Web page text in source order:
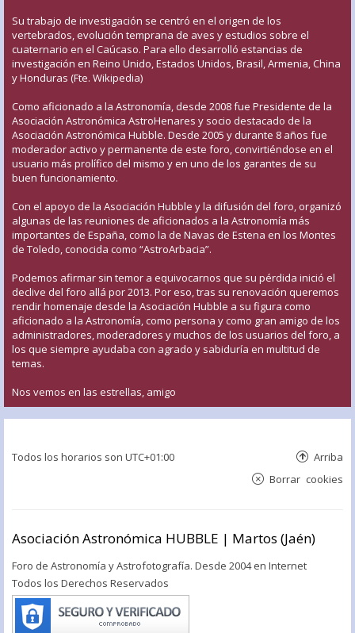
Su trabajo de investigación se centró en el origen de los
vertebrados, evolución temprana de aves y estudios sobre el
cuaternario en el Caúcaso. Para ello desarrolló estancias de
investigación en Reino Unido, Estados Unidos, Brasil, Armenia, China
y Honduras (Fte. Wikipedia)
Como aficionado a la Astronomía, desde 2008 fue Presidente de la
Asociación Astronómica AstroHenares y socio destacado de la
Asociación Astronómica Hubble. Desde 2005 y durante 8 años fue
moderador activo y permanente de este foro, convirtiéndose en el
usuario más prolífico del mismo y en uno de los garantes de su
buen funcionamiento.
Con el apoyo de la Asociación Hubble y la difusión del foro, organizó
algunas de las reuniones de aficionados a la Astronomía más
importantes de España, como la de Navas de Estena en los Montes
de Toledo, conocida como “AstroArbacia”.
Podemos afirmar sin temor a equivocarnos que su pérdida inició el
declive del foro allá por 2013. Por eso, tras su renovación queremos
rendir homenaje desde la Asociación Hubble a su figura como
aficionado a la Astronomía, como persona y como gran amigo de los
administradores, moderadores y muchos de los usuarios del foro, a
los que siempre ayudaba con agrado y sabiduría en multitud de
temas.
Nos vemos en las estrellas, amigo
Todos los horarios son UTC+01:00 Arriba
Borrar cookies
Asociación Astronómica HUBBLE | Martos (Jaén)
Foro de Astronomía y Astrofotografía. Desde 2004 en Internet
Todos los Derechos Reservados